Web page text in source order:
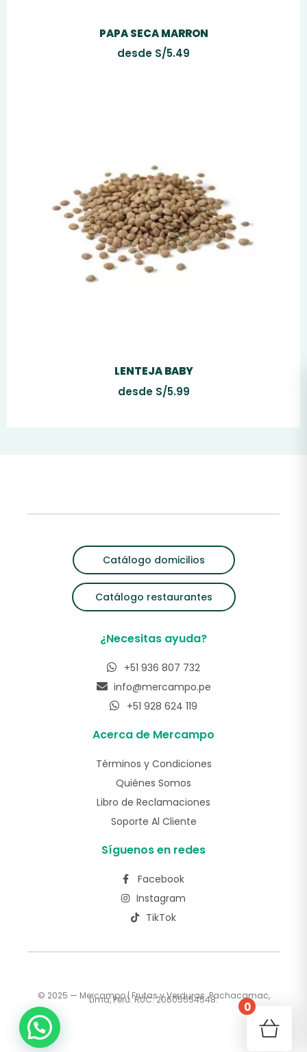
PAPA SECA MARRON
desde S/5.49
LENTEJA BABY
desde S/5.99
Catálogo domicilios
Catálogo restaurantes
¿Necesitas ayuda?
+51 936 807 732
info@mercampo.pe
+51 928 624 119
Acerca de Mercampo
Términos y Condiciones
Quiénes Somos
Libro de Reclamaciones
Soporte Al Cliente
Síguenos en redes
Facebook
Instagram
TikTok
© 2025 — Mercampo | Frutas y Verduras. Pachacamac,
Lima, Perú. RUC: 20605554548. 0